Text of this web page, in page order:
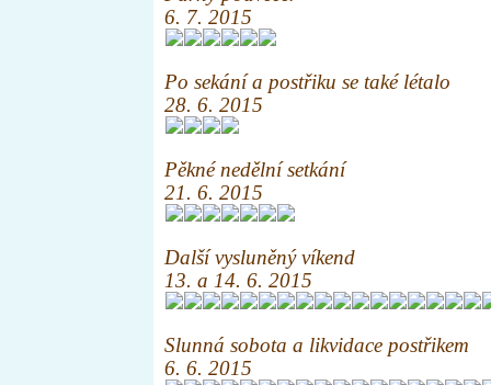
6. 7. 2015
Po sekání a postřiku se také létalo
28. 6. 2015
Pěkné nedělní setkání
21. 6. 2015
Další vysluněný víkend
13. a 14. 6. 2015
Slunná sobota a likvidace postřikem
6. 6. 2015